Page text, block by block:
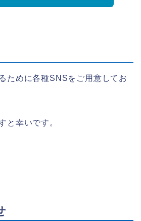
ために各種SNSをご用意してお
と幸いです。